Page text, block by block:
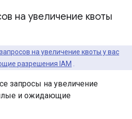
на увеличение квоты
на увеличение квоты у вас
разрешения IAM
запросы на увеличение
и ожидающие